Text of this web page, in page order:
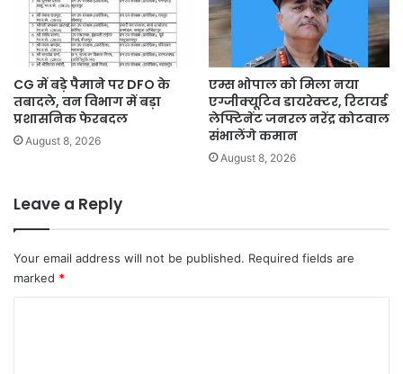
CG में बड़े पैमाने पर DFO के
तबादले, वन विभाग में बड़ा
प्रशासनिक फेरबदल
August 8, 2026
एम्स भोपाल को मिला नया
एग्जीक्यूटिव डायरेक्टर, रिटायर्ड
लेफ्टिनेंट जनरल नरेंद्र कोटवाल
संभालेंगे कमान
August 8, 2026
Leave a Reply
Your email address will not be published. Required fields are
marked *